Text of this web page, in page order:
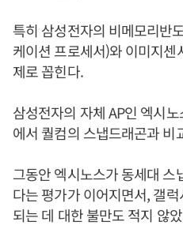
특히 삼성전자의 비메모리반
케이션 프로세서)와 이미지
제로 꼽힌다.
삼성전자의 자체 AP인 엑시
에서 퀄컴의 스냅드래곤과 비
그동안 엑시노스가 동세대 스
다는 평가가 이어지면서, 갤
되는 데 대한 불만도 적지 않